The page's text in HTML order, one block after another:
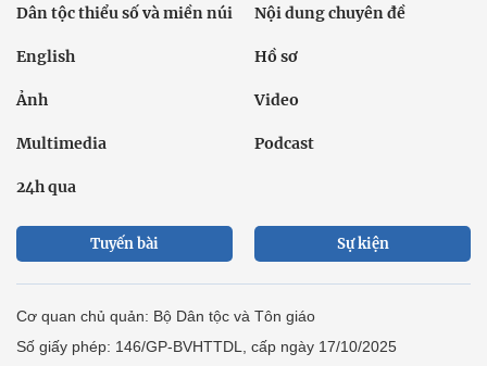
Dân tộc thiểu số và miền núi Nội dung chuyên đề
English Hồ sơ
Ảnh Video
Multimedia Podcast
24h qua
Tuyến bài Sự kiện
Cơ quan chủ quản: Bộ Dân tộc và Tôn giáo
Số giấy phép: 146/GP-BVHTTDL, cấp ngày 17/10/2025